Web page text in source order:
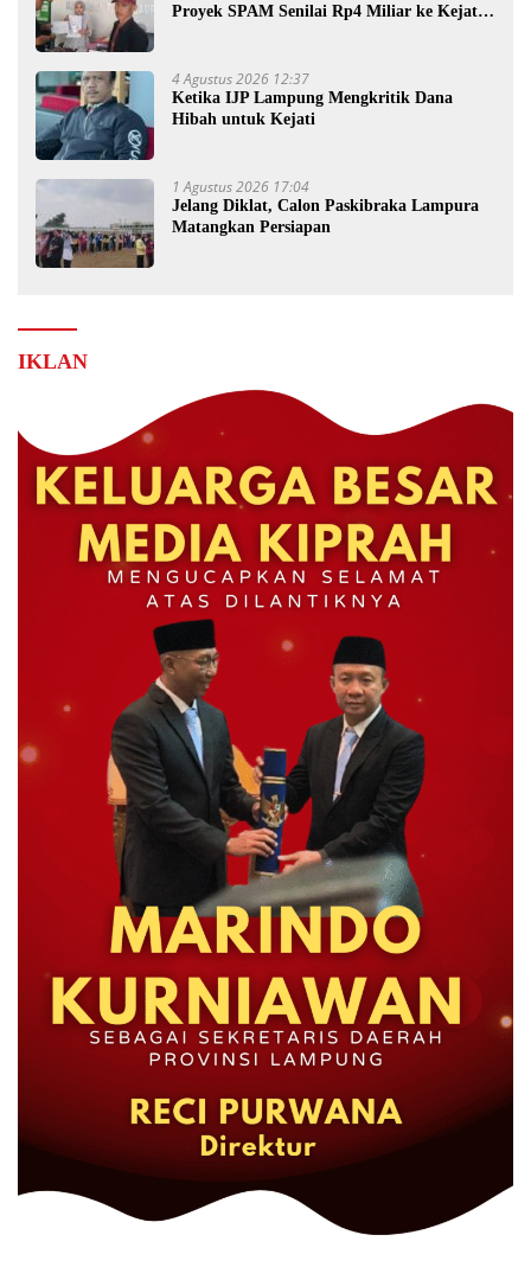
Proyek SPAM Senilai Rp4 Miliar ke Kejati
4 Agustus 2026 12:37
Ketika IJP Lampung Mengkritik Dana
Hibah untuk Kejati
1 Agustus 2026 17:04
Jelang Diklat, Calon Paskibraka Lampura
Matangkan Persiapan
IKLAN